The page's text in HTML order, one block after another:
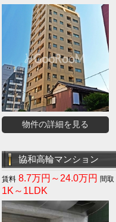
物件の詳細を見る
協和高輪マンション
8.7万円～24.0万円
1K～1LDK